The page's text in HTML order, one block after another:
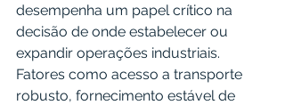
desempenha um papel crítico na
decisão de onde estabelecer ou
expandir operações industriais.
Fatores como acesso a transporte
robusto, fornecimento estável de